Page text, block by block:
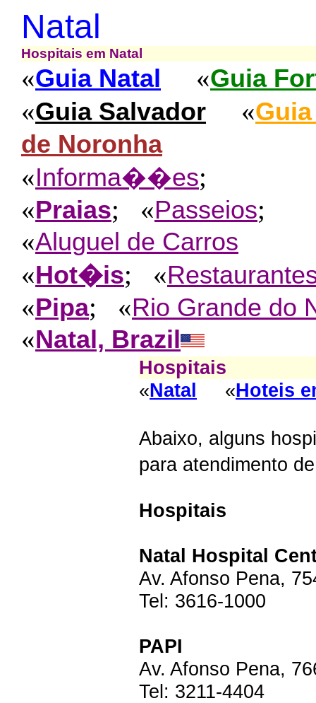
Natal
Hospitais em Natal
«Guia Natal «Guia
«Guia Salvador «
de Noronha
«Informa��es;
«Praias; «Passeios;
«Aluguel de Carros
«Hot�is; «
«Pipa; «Rio Grande do
«Natal, Brazil
Hospitais
«Natal «Hoteis
Abaixo, alguns
para atendimento
Hospitais
Natal Hospital
Av. Afonso Pena,
Tel: 3616-1000
PAPI
Av. Afonso Pena,
Tel: 3211-4404